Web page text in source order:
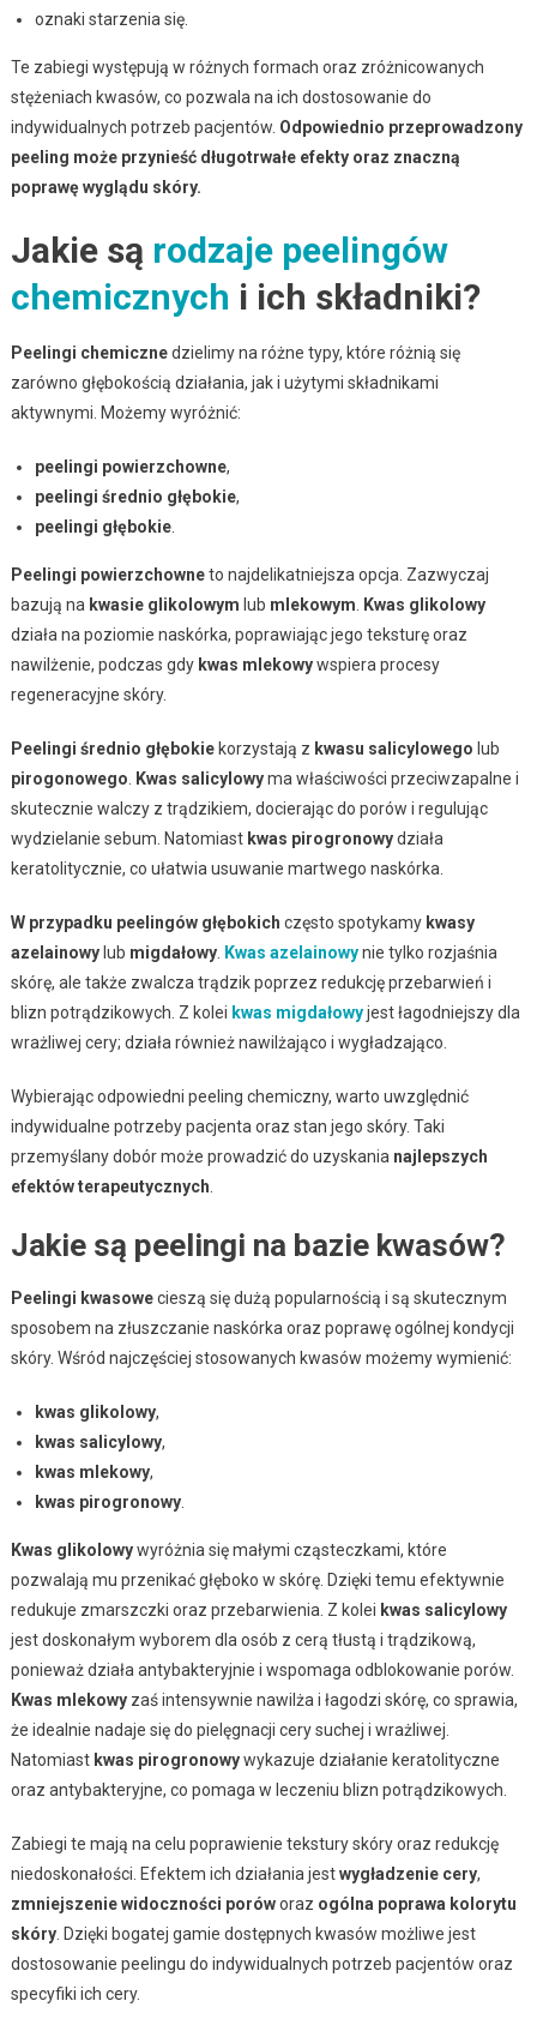
oznaki starzenia się.
Te zabiegi występują w różnych formach oraz zróżnicowanych
stężeniach kwasów, co pozwala na ich dostosowanie do
indywidualnych potrzeb pacjentów. Odpowiednio przeprowadzony
peeling może przynieść długotrwałe efekty oraz znaczną
poprawę wyglądu skóry.
Jakie są rodzaje peelingów
chemicznych i ich składniki?
Peelingi chemicznedzielimy na różne typy, które różnią się
zarówno głębokością działania, jak i użytymi składnikami
aktywnymi. Możemy wyróżnić:
peelingi powierzchowne,
peelingi średnio głębokie,
peelingi głębokie.
Peelingi powierzchowneto najdelikatniejsza opcja. Zazwyczaj
bazują na kwasie glikolowym lub mlekowym
Kwas glikolowy
działa na poziomie naskórka, poprawiając jego teksturę oraz
nawilżenie, podczas gdy kwas mlekowywspiera procesy
regeneracyjne skóry.
Peelingi średnio głębokiekorzystają z kwasu salicylowego lub
pirogonowego
Kwas salicylowyma właściwości przeciwzapalne i
skutecznie walczy z trądzikiem, docierając do porów i regulując
wydzielanie sebum. Natomiast kwas pirogronowydziała
keratolitycznie, co ułatwia usuwanie martwego naskórka.
W przypadku peelingów głębokich często spotykamy kwasy
azelainowylub migdałowy. Kwas azelainowynie tylko rozjaśnia
skórę, ale także zwalcza trądzik poprzez redukcję przebarwień i
blizn potrądzikowych. Z kolei kwas migdałowyjest łagodniejszy dla
wrażliwej cery; działa również nawilżająco i wygładzająco.
Wybierając odpowiedni peeling chemiczny, warto uwzględnić
indywidualne potrzeby pacjenta oraz stan jego skóry. Taki
przemyślany dobór może prowadzić do uzyskania najlepszych
efektów terapeutycznych
Jakie są peelingi na bazie kwasów?
Peelingi kwasowecieszą się dużą popularnością i są skutecznym
sposobem na złuszczanie naskórka oraz poprawę ogólnej kondycji
skóry. Wśród najczęściej stosowanych kwasów możemy wymienić:
kwas glikolowy,
kwas salicylowy,
kwas mlekowy,
kwas pirogronowy.
Kwas glikolowywyróżnia się małymi cząsteczkami, które
pozwalają mu przenikać głęboko w skórę. Dzięki temu efektywnie
redukuje zmarszczki oraz przebarwienia. Z kolei kwas salicylowy
jest doskonałym wyborem dla osób z cerą tłustą i trądzikową,
ponieważ działa antybakteryjnie i wspomaga odblokowanie porów.
Kwas mlekowyzaś intensywnie nawilża i łagodzi skórę, co sprawia,
że idealnie nadaje się do pielęgnacji cery suchej i wrażliwej.
Natomiast kwas pirogronowywykazuje działanie keratolityczne
oraz antybakteryjne, co pomaga w leczeniu blizn potrądzikowych.
Zabiegi te mają na celu poprawienie tekstury skóry oraz redukcję
niedoskonałości. Efektem ich działania jestwygładzenie cery,
zmniejszenie widoczności poróworaz ogólna poprawa kolorytu
skóry. Dzięki bogatej gamie dostępnych kwasów możliwe jest
dostosowanie peelingu do indywidualnych potrzeb pacjentów oraz
specyfiki ich cery.